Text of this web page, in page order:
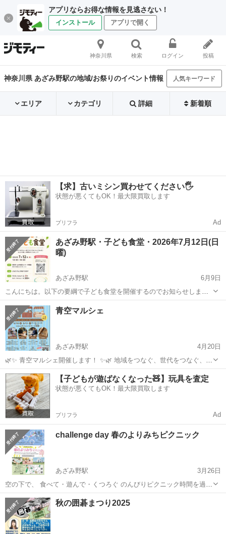
アプリならお得な情報を見逃さない！
インストール アプリで開く
神奈川県 検索 ログイン 投稿
神奈川県 あざみ野駅の地域/お祭りのイベント情報 人気キーワード
エリア カテゴリ 詳細 新着順
【求】古いミシン買わせてください🖐️
状態が悪くてもOK！最大限買取します
プリフラ Ad
あざみ野駅・子ども食堂・2026年7月12日(日
曜)
あざみ野駅
6月9日
こんにちは。以下の要綱で子ども食堂を開催するのでお知らせしま
す。 日時： 2026年7月12日(日曜) 12:30～14:30 場所： あざみ野駅
近く 横浜市山内地区センター料理室 人数： まだプレ・オープン形式
の...
神奈川 横浜市 あざみ野駅
青空マルシェ
あざみ野駅
4月20日
🌿✨ 青空マルシェ開催します！ ✨🌿 地域をつなぐ、世代をつなぐ、
みんなで楽しめる 青空マルシェ を開催します😊 可愛い雑貨やワーク
ショップ、こだわりのフード、ほっと癒されるリラクゼーションな
ど、ワクワクする...
神奈川 川崎市 あざみ野駅 地域/お祭り 青空
【子どもが遊ばなくなった🧸】玩具を査定
状態が悪くてもOK！最大限買取します
プリフラ Ad
challenge day 春のよりみちピクニック
あざみ野駅
3月26日
空の下で、 食べて・遊んで・くつろぐ のんびりピクニック時間を過ご
しませんか？ 焼き菓子やチュロス、ドーナツ、コーヒー、スムージ
ー、ビールなど カフェメニューも充実しています☕️ また、ナポリタン
風やきそば...
神奈川 川崎市 あざみ野駅
秋の囲碁まつり2025